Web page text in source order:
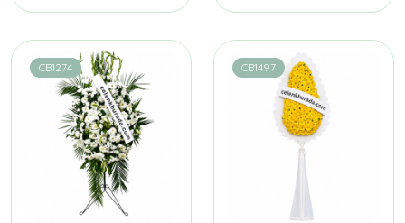
CB1274 CB1497